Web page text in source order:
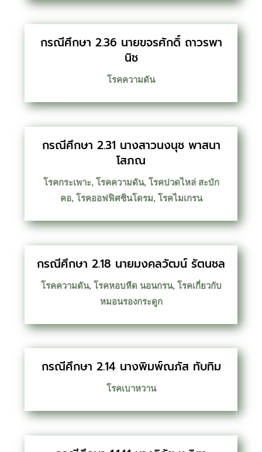
กรณีศึกษา 2.36 นายขจรศักดิ์ ถาวรพา
นิช
โรคความดัน
กรณีศึกษา 2.31 นางสาวนงนุช พาสนา
โสภณ
โรคกระเพาะ, โรคความดัน, โรคปวดไหล่ สะบัก
คอ, โรคออฟฟิศซินโดรม, โรคไมเกรน
กรณีศึกษา 2.18 นายมงคลวัฒน์ รัตนชล
โรคความดัน, โรคหอบหืด นอนกรน, โรคเกี่ยวกับ
หมอนรองกระดูก
กรณีศึกษา 2.14 นางพิมพ์ณภัส ทับทิม
โรคเบาหวาน